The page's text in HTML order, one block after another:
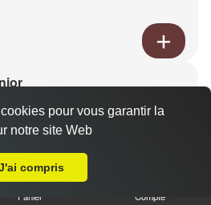
roquefort, chèvre,
Panier Compte
pour vous garantir la
notre site Web
compris